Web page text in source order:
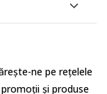
ne pe rețelele
și produse